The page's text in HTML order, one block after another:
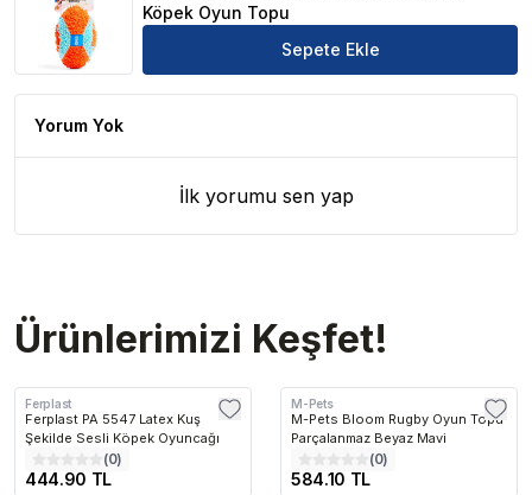
Köpek Oyun Topu
Sepete Ekle
Yorum Yok
İlk yorumu sen yap
Ürünlerimizi Keşfet!
Ferplast
Ferplast PA 5547 Latex Kuş
Şekilde Sesli Köpek Oyuncağı
(0)
444.90 TL
M-Pets
M-Pets Bloom Rugby Oyun Topu
Parçalanmaz Beyaz Mavi
(0)
584.10 TL